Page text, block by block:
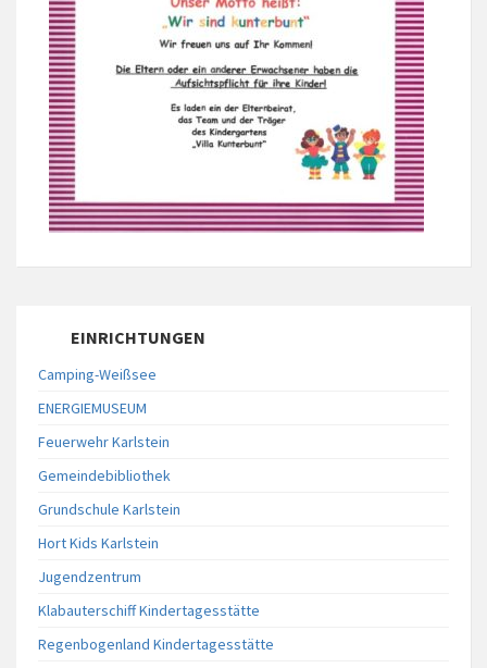
EINRICHTUNGEN
Camping-Weißsee
ENERGIEMUSEUM
Feuerwehr Karlstein
Gemeindebibliothek
Grundschule Karlstein
Hort Kids Karlstein
Jugendzentrum
Klabauterschiff Kindertagesstätte
Regenbogenland Kindertagesstätte